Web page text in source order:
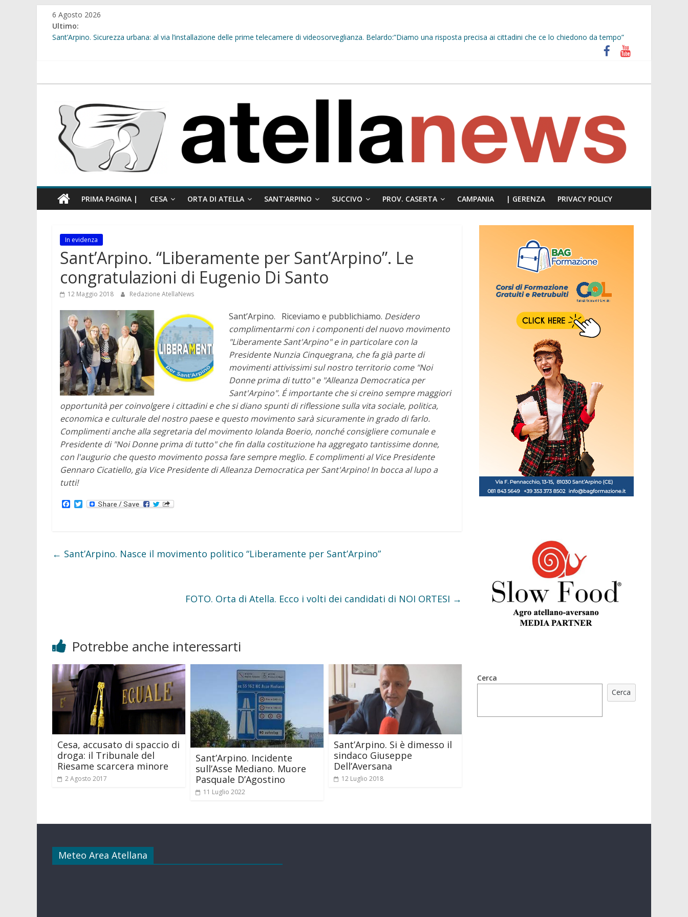
Salta
contenuto
6 Agosto 2026
Ultimo:
Sant’Arpino. Sicurezza urbana: al via l’installazione delle prime telecamere di videosorveglianza. Belardo:”Diamo una risposta precisa ai cittadini che ce lo chiedono da tempo”
Sant’Arpino. Consiglio comunale del 29 luglio, il gruppo misto:”La verità dei fatti, le bugie hanno le gambe corte. Altro che presunti insulti sessisti, parla il video del consiglio
Calcio a 5. Nasce l’ASD Cesa
atellanews.it
PRIMA PAGINA | CESA ORTA DI ATELLA SANT’ARPINO SUCCIVO PROV. CASERTA CAMPANIA | GERENZA PRIVACY POLICY
In evidenza
Sant’Arpino. “Liberamente per Sant’Arpino”. Le
congratulazioni di Eugenio Di Santo
12 Maggio 2018 Redazione AtellaNews
Sant’Arpino. Riceviamo e pubblichiamo. Desidero
complimentarmi con i componenti del nuovo movimento
"Liberamente Sant'Arpino" e in particolare con la
Presidente Nunzia Cinquegrana, che fa già parte di
movimenti attivissimi sul nostro territorio come "Noi
Donne prima di tutto" e "Alleanza Democratica per
Sant'Arpino". É importante che si creino sempre maggiori
opportunità per coinvolgere i cittadini e che si diano spunti di riflessione sulla vita sociale, politica,
economica e culturale del nostro paese e questo movimento sarà sicuramente in grado di farlo.
Complimenti anche alla segretaria del movimento Iolanda Boerio, nonché consigliere comunale e
Presidente di "Noi Donne prima di tutto" che fin dalla costituzione ha aggregato tantissime donne,
con l'augurio che questo movimento possa fare sempre meglio. E complimenti al Vice Presidente
Gennaro Cicatiello, gia Vice Presidente di Alleanza Democratica per Sant'Arpino! In bocca al lupo a
tutti!
o
T
r
← Sant’Arpino. Nasce il movimento politico “Liberamente per Sant’Arpino”
FOTO. Orta di Atella. Ecco i volti dei candidati di NOI ORTESI →
Potrebbe anche interessarti
Cesa, accusato di spaccio di
droga: il Tribunale del
Riesame scarcera minore
2 Agosto 2017
Sant’Arpino. Incidente
sull’Asse Mediano. Muore
Pasquale D’Agostino
11 Luglio 2022
Sant’Arpino. Si è dimesso il
sindaco Giuseppe
Dell’Aversana
12 Luglio 2018
Cerca
Cerca
Meteo Area Atellana